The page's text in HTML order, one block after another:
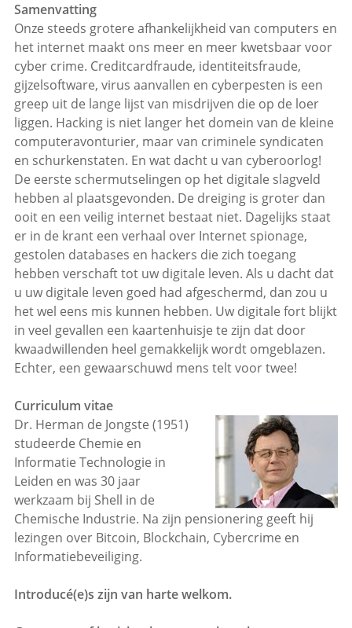
Samenvatting
Onze steeds grotere afhankelijkheid van computers en
het internet maakt ons meer en meer kwetsbaar voor
cyber crime. Creditcardfraude, identiteitsfraude,
gijzelsoftware, virus aanvallen en cyberpesten is een
greep uit de lange lijst van misdrijven die op de loer
liggen. Hacking is niet langer het domein van de kleine
computeravonturier, maar van criminele syndicaten
en schurkenstaten. En wat dacht u van cyberoorlog!
De eerste schermutselingen op het digitale slagveld
hebben al plaatsgevonden. De dreiging is groter dan
ooit en een veilig internet bestaat niet. Dagelijks staat
er in de krant een verhaal over Internet spionage,
gestolen databases en hackers die zich toegang
hebben verschaft tot uw digitale leven. Als u dacht dat
u uw digitale leven goed had afgeschermd, dan zou u
het wel eens mis kunnen hebben. Uw digitale fort blijkt
in veel gevallen een kaartenhuisje te zijn dat door
kwaadwillenden heel gemakkelijk wordt omgeblazen.
Echter, een gewaarschuwd mens telt voor twee!
Curriculum vitae
Dr. Herman de Jongste (1951)
studeerde Chemie en
Informatie Technologie in
Leiden en was 30 jaar
werkzaam bij Shell in de
Chemische Industrie. Na zijn pensionering geeft hij
lezingen over Bitcoin, Blockchain, Cybercrime en
Informatiebeveiliging.
Introducé(e)s zijn van harte welkom.